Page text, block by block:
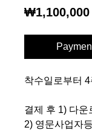
₩1,100,000
착수일로부터
결제 후 1) 다운
2) 영문사업자